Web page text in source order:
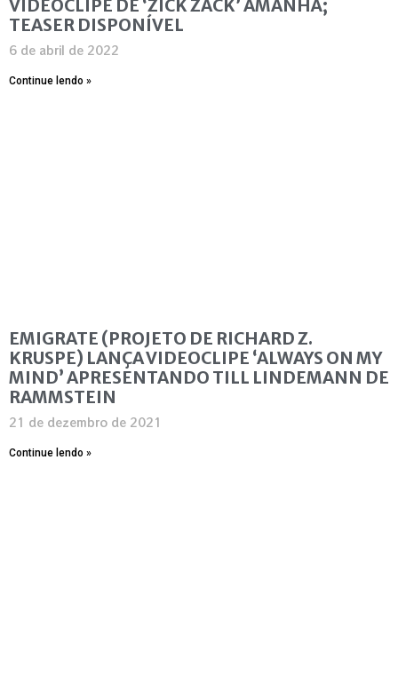
VIDEOCLIPE DE ‘ZICK ZACK’ AMANHÃ;
TEASER DISPONÍVEL
6 de abril de 2022
Continue lendo »
EMIGRATE (PROJETO DE RICHARD Z.
KRUSPE) LANÇA VIDEOCLIPE ‘ALWAYS ON MY
MIND’ APRESENTANDO TILL LINDEMANN DE
RAMMSTEIN
21 de dezembro de 2021
Continue lendo »